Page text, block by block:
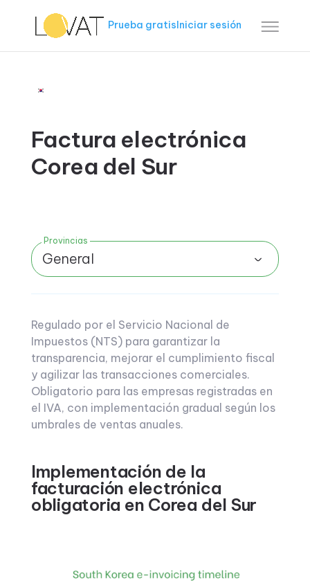
Prueba gratisIniciar sesión
Factura electrónica
Corea del Sur
Provincias
General
Regulado por el Servicio Nacional de
Impuestos (NTS) para garantizar la
transparencia, mejorar el cumplimiento fiscal
y agilizar las transacciones comerciales.
Obligatorio para las empresas registradas en
el IVA, con implementación gradual según los
umbrales de ventas anuales.
Implementación de la
facturación electrónica
obligatoria en Corea del Sur